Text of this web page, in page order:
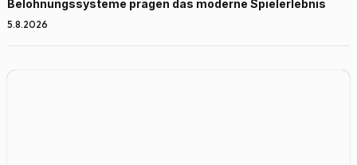
Belohnungssysteme prägen das moderne Spielerlebnis
5.8.2026